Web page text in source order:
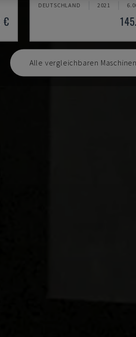
€
DEUTSCHLAND 2021
Alle vergleichbaren